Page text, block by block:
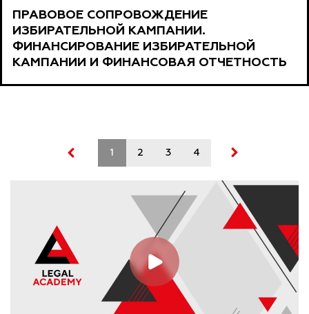
ПРАВОВОЕ СОПРОВОЖДЕНИЕ
ИЗБИРАТЕЛЬНОЙ КАМПАНИИ.
ФИНАНСИРОВАНИЕ ИЗБИРАТЕЛЬНОЙ
КАМПАНИИ И ФИНАНСОВАЯ ОТЧЕТНОСТЬ
1 2 3 4